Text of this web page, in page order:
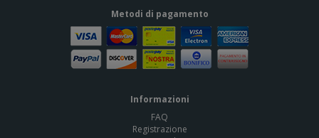
Metodi di pagamento
Informazioni
FAQ
Registrazione